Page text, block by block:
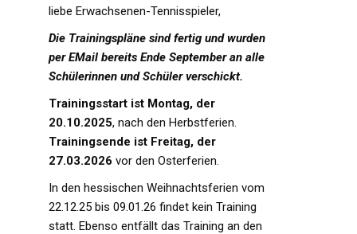
liebe Erwachsenen-Tennisspieler,
Die Trainingspläne sind fertig und wurden
per EMail bereits Ende September an alle
Schülerinnen und Schüler verschickt.
Trainingsstart ist Montag, der
20.10.2025, nach den Herbstferien.
Trainingsende ist Freitag, der
27.03.2026 vor den Osterferien.
In den hessischen Weihnachtsferien vom
22.12.25 bis 09.01.26 findet kein Training
statt. Ebenso entfällt das Training an den